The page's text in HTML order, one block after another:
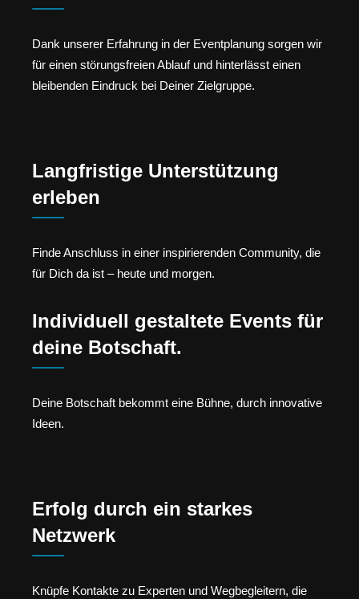
Dank unserer Erfahrung in der Eventplanung sorgen wir
für einen störungsfreien Ablauf und hinterlässt einen
bleibenden Eindruck bei Deiner Zielgruppe.
Langfristige Unterstützung
erleben
Finde Anschluss in einer inspirierenden Community, die
für Dich da ist – heute und morgen.
Individuell gestaltete Events für
deine Botschaft.
Deine Botschaft bekommt eine Bühne, durch innovative
Ideen.
Erfolg durch ein starkes
Netzwerk
Knüpfe Kontakte zu Experten und Wegbegleitern, die